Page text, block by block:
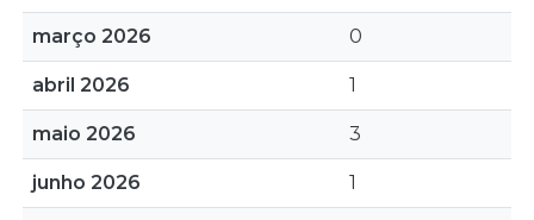
março 2026 0
abril 2026 1
maio 2026 3
junho 2026 1